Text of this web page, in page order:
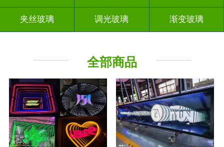
夹丝玻璃 调光玻璃 渐变玻璃
其它玻璃
全部商品